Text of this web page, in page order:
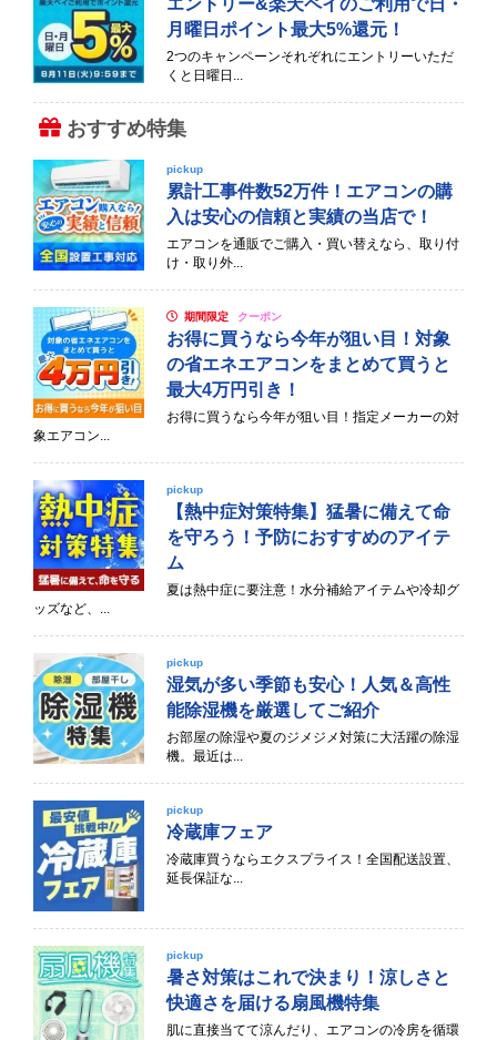
エントリー&楽天ペイのご利用で日・
月曜日ポイント最大5%還元！
2つのキャンペーンそれぞれにエントリーいただ
くと日曜日...
おすすめ特集
pickup
累計工事件数52万件！エアコンの購
入は安心の信頼と実績の当店で！
エアコンを通販でご購入・買い替えなら、取り付
け・取り外...
期間限定 クーポン
お得に買うなら今年が狙い目！対象
の省エネエアコンをまとめて買うと
最大4万円引き！
お得に買うなら今年が狙い目！指定メーカーの対
象エアコン...
pickup
【熱中症対策特集】猛暑に備えて命
を守ろう！予防におすすめのアイテ
ム
夏は熱中症に要注意！水分補給アイテムや冷却グ
ッズなど、...
pickup
湿気が多い季節も安心！人気＆高性
能除湿機を厳選してご紹介
お部屋の除湿や夏のジメジメ対策に大活躍の除湿
機。最近は...
pickup
冷蔵庫フェア
冷蔵庫買うならエクスプライス！全国配送設置、
延長保証な...
pickup
暑さ対策はこれで決まり！涼しさと
快適さを届ける扇風機特集
肌に直接当てて涼んだり、エアコンの冷房を循環